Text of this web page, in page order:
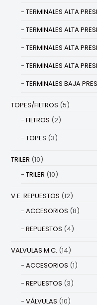
TERMINALES ALTA
TERMINALES ALTA
TERMINALES ALTA
TERMINALES ALTA
TERMINALES BAJA
TOPES/FILTROS (5)
FILTROS (2)
TOPES (3)
TRILER (10)
TRILER (10)
V.E. REPUESTOS (12)
ACCESORIOS (8)
REPUESTOS (4)
VALVULAS M.C. (14)
ACCESORIOS (1)
REPUESTOS (3)
VÁLVULAS (10)